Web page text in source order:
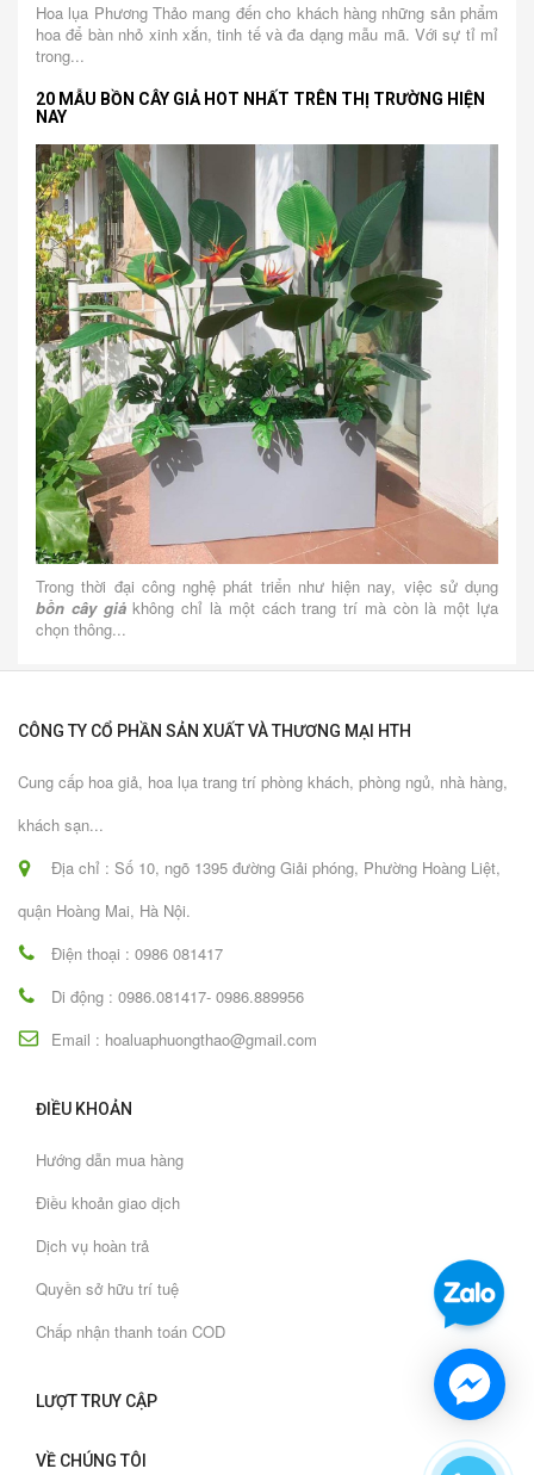
Hoa lụa Phương Thảo mang đến cho khách hàng những sản phẩm
hoa để bàn nhỏ xinh xắn, tinh tế và đa dạng mẫu mã. Với sự tỉ mỉ
trong...
20 MẪU BỒN CÂY GIẢ HOT NHẤT TRÊN THỊ TRƯỜNG HIỆN
NAY
Trong thời đại công nghệ phát triển như hiện nay, việc sử dụng
bồn cây giảkhông chỉ là một cách trang trí mà còn là một lựa
chọn thông...
CÔNG TY CỔ PHẦN SẢN XUẤT VÀ THƯƠNG MẠI HTH
Cung cấp hoa giả, hoa lụa trang trí phòng khách, phòng ngủ, nhà hàng,
khách sạn...
Địa chỉ : Số 10, ngõ 1395 đường Giải phóng, Phường Hoàng Liệt,
quận Hoàng Mai, Hà Nội.
Điện thoại : 0986 081417
Di động : 0986.081417- 0986.889956
Email : hoaluaphuongthao@gmail.com
ĐIỀU KHOẢN
Hướng dẫn mua hàng
Điều khoản giao dịch
Dịch vụ hoàn trả
Quyền sở hữu trí tuệ
Chấp nhận thanh toán COD
LƯỢT TRUY CẬP
VỀ CHÚNG TÔI